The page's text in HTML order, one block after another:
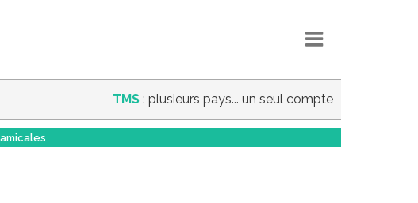
TMS : plusieurs pays... un seul compte